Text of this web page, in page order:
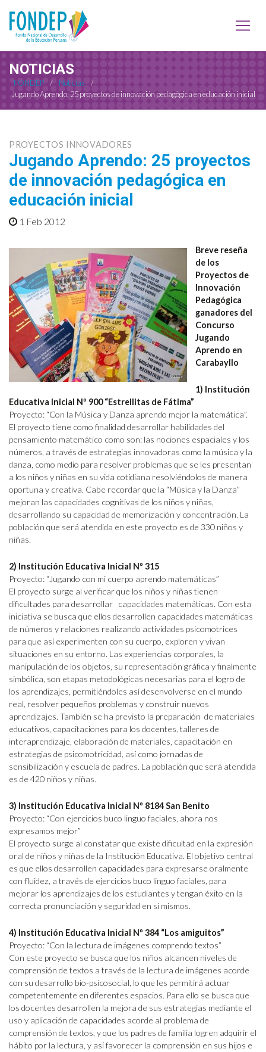
NOTICIAS
FONDEP / Noticias
/
Jugando Aprendo: 25 proyectos de innovación pedagógica en educación inicial
PROYECTOS INNOVADORES
Jugando Aprendo: 25 proyectos
de innovación pedagógica en
educación inicial
1 Feb 2012
Breve reseña
de los
Proyectos de
Innovación
Pedagógica
ganadores del
Concurso
Jugando
Aprendo en
Carabayllo
1) Institución
Educativa Inicial Nº 900 “Estrellitas de Fátima”
Proyecto: “Con la Música y Danza aprendo mejor la matemática”.
El proyecto tiene como finalidad desarrollar habilidades del
pensamiento matemático como son: las nociones espaciales y los
números, a través de estrategias innovadoras como la música y la
danza, como medio para resolver problemas que se les presentan
a los niños y niñas en su vida cotidiana resolviéndolos de manera
oportuna y creativa. Cabe recordar que la “Música y la Danza”
mejoran las capacidades cognitivas de los niños y niñas,
desarrollando su capacidad de memorización y concentración. La
población que será atendida en este proyecto es de 330 niños y
niñas.
2) Institución Educativa Inicial Nº 315
Proyecto: “Jugando con mi cuerpo aprendo matemáticas”
El proyecto surge al verificar que los niños y niñas tienen
dificultades para desarrollar capacidades matemáticas. Con esta
iniciativa se busca que ellos desarrollen capacidades matemáticas
de números y relaciones realizando actividades psicomotrices
para que así experimenten con su cuerpo, exploren y vivan
situaciones en su entorno. Las experiencias corporales, la
manipulación de los objetos, su representación gráfica y finalmente
simbólica, son etapas metodológicas necesarias para el logro de
los aprendizajes, permitiéndoles así desenvolverse en el mundo
real, resolver pequeños problemas y construir nuevos
aprendizajes. También se ha previsto la preparación de materiales
educativos, capacitaciones para los docentes, talleres de
interaprendizaje, elaboración de materiales, capacitación en
estrategias de psicomotricidad, así como jornadas de
sensibilización y escuela de padres. La población que será atendida
es de 420 niños y niñas.
3) Institución Educativa Inicial Nº 8184 San Benito
Proyecto: “Con ejercicios buco linguo faciales, ahora nos
expresamos mejor”
El proyecto surge al constatar que existe dificultad en la expresión
oral de niños y niñas de la Institución Educativa. El objetivo central
es que ellos desarrollen capacidades para expresarse oralmente
con fluidez, a través de ejercicios buco linguo faciales, para
mejorar los aprendizajes de los estudiantes y tengan éxito en la
correcta pronunciación y seguridad en sí mismos.
4) Institución Educativa Inicial Nº 384 “Los amiguitos”
Proyecto: “Con la lectura de imágenes comprendo textos”
Con este proyecto se busca que los niños alcancen niveles de
comprensión de textos a través de la lectura de imágenes acorde
con su desarrollo bio-psicosocial, lo que les permitirá actuar
competentemente en diferentes espacios. Para ello se busca que
los docentes desarrollen la mejora de sus estrategias mediante el
uso y aplicación de capacidades acorde al problema de
comprensión de textos, y que los padres de familia logren adquirir el
hábito por la lectura, y así favorecer la comprensión en sus hijos e